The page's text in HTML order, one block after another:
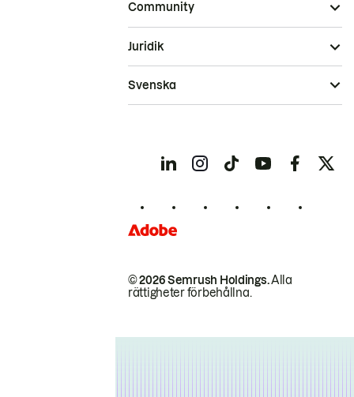
Community
© 2026 Semrush Holdings.Alla
rättigheter förbehållna.
Juridik
Svenska